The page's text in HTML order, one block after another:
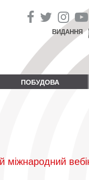
ВИДАННЯ
ПОБУДОВА
міжнародний